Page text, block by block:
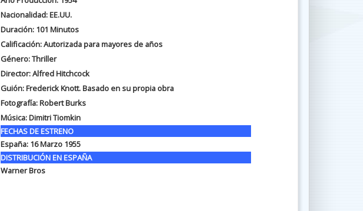
Nacionalidad: EE.UU.
Duración: 101 Minutos
Calificación: Autorizada para mayores de años
Género: Thriller
Director: Alfred Hitchcock
Guión:Frederick Knott. Basado en su propia obra
Fotografía:Robert Burks
Música:Dimitri Tiomkin
FECHAS DE ESTRENO
España: 16 Marzo 1955
DISTRIBUCIÓN EN ESPAÑA
Warner Bros